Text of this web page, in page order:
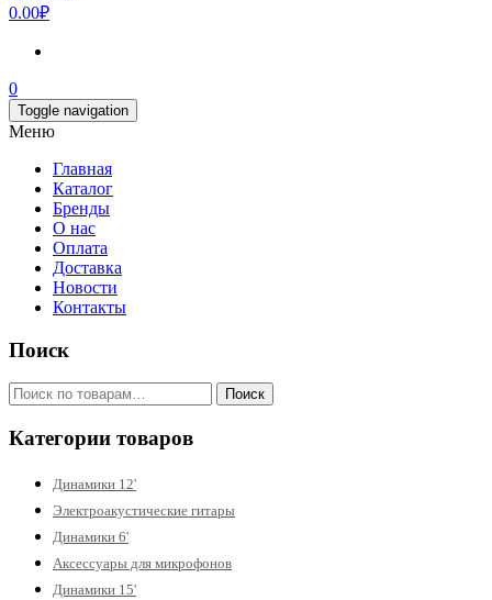
0.00₽
0
Toggle navigation
Меню
Главная
Каталог
Бренды
О нас
Оплата
Доставка
Новости
Контакты
Поиск
Искать: Поиск
Категории товаров
Динамики 12'
Электроакустические гитары
Динамики 6'
Аксессуары для микрофонов
Динамики 15'